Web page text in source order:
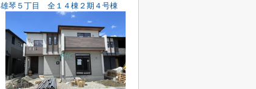
雄琴５丁目 全１４棟２期４号棟